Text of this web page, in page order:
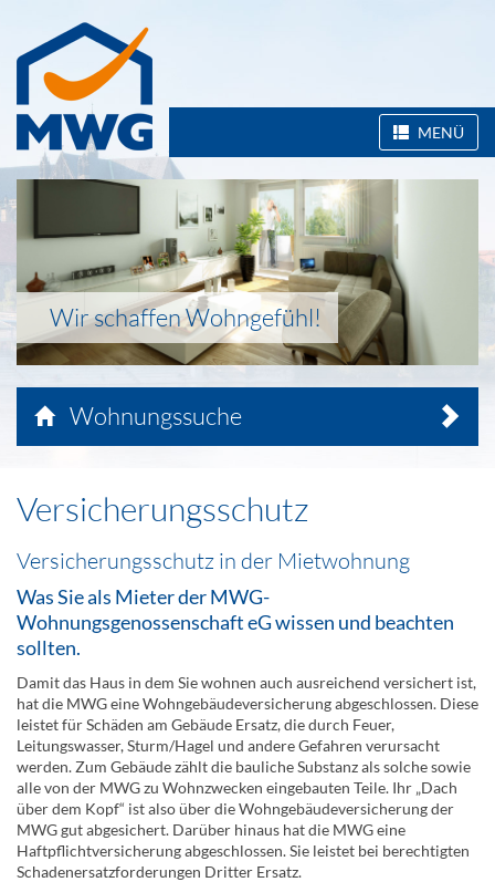
MENÜ
Wir schaffen Wohngefühl!
Wohnungssuche
Versicherungsschutz
Versicherungsschutz in der Mietwohnung
Was Sie als Mieter der MWG-
Wohnungsgenossenschaft eG wissen und beachten
sollten.
Damit das Haus in dem Sie wohnen auch ausreichend versichert ist,
hat die MWG eine Wohngebäudeversicherung abgeschlossen. Diese
leistet für Schäden am Gebäude Ersatz, die durch Feuer,
Leitungswasser, Sturm/Hagel und andere Gefahren verursacht
werden. Zum Gebäude zählt die bauliche Substanz als solche sowie
alle von der MWG zu Wohnzwecken eingebauten Teile. Ihr „Dach
über dem Kopf“ ist also über die Wohngebäudeversicherung der
MWG gut abgesichert. Darüber hinaus hat die MWG eine
Haftpflichtversicherung abgeschlossen. Sie leistet bei berechtigten
Schadenersatzforderungen Dritter Ersatz.